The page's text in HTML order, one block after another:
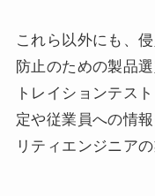
これら以外にも、
防止のための製品
トレイションテス
定や従業員への情
リティエンジニア